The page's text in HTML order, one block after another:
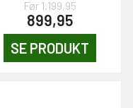
Før 1.199,95
899,95
SE PRODUKT